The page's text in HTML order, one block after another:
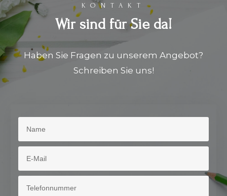
KONTAKT
Wir sind für Sie da!
Haben Sie Fragen zu unserem Angebot?
Schreiben Sie uns!